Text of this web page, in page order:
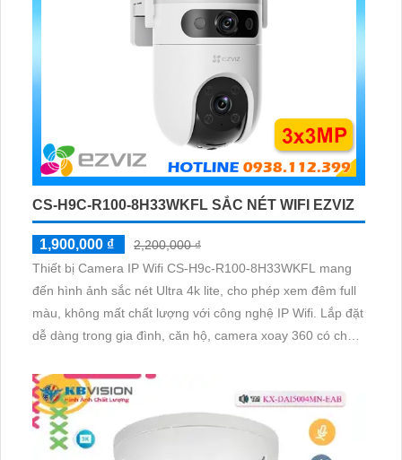
CS-H9C-R100-8H33WKFL SẮC NÉT WIFI EZVIZ
1,900,000 ₫
2,200,000 ₫
Thiết bị Camera IP Wifi CS-H9c-R100-8H33WKFL mang
đến hình ảnh sắc nét Ultra 4k lite, cho phép xem đêm full
màu, không mất chất lượng với công nghệ IP Wifi. Lắp đặt
dễ dàng trong gia đình, căn hộ, camera xoay 360 có chức